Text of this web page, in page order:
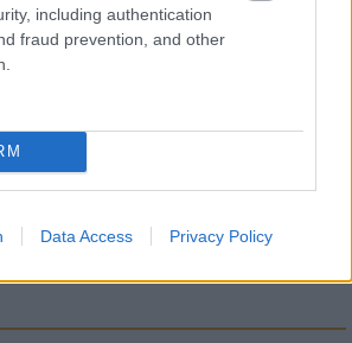
including authentication
fraud prevention, and other
Data Access Privacy Policy
és elfogadom azadatvédelmi